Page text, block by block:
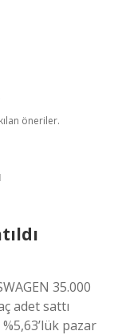
öneriler.
35.000
adet sattı
pazar